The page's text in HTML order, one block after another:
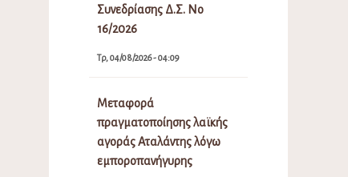
Συνεδρίασης Δ.Σ. Νο
16/2026
Τρ, 04/08/2026 - 04:09
Μεταφορά
πραγματοποίησης λαϊκής
αγοράς Αταλάντης λόγω
εμποροπανήγυρης